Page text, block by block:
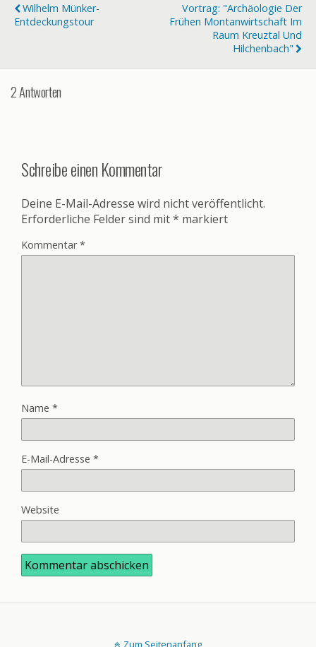
Wilhelm Münker-
Entdeckungstour
Vortrag: "Archäologie Der
Frühen Montanwirtschaft Im
Raum Kreuztal Und
Hilchenbach"
2 Antworten
Schreibe einen Kommentar
Deine E-Mail-Adresse wird nicht veröffentlicht.
Erforderliche Felder sind mit* markiert
Kommentar*
Name *
E-Mail-Adresse *
Website
Zum Seitenanfang